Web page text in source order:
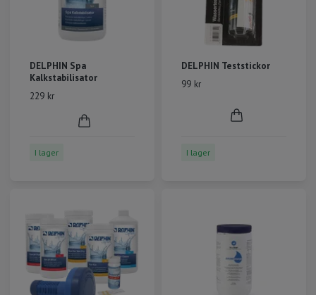
DELPHIN Spa
Kalkstabilisator
229 kr
I lager
DELPHIN Teststickor
99 kr
I lager